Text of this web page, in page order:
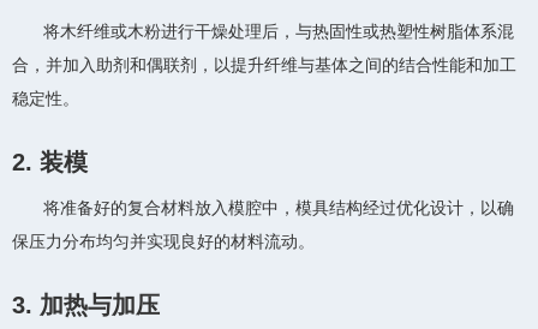
将木纤维或木粉进行干燥处理后，与热固性或热塑性树脂体系混
合，并加入助剂和偶联剂，以提升纤维与基体之间的结合性能和加工
稳定性。
2. 装模
将准备好的复合材料放入模腔中，模具结构经过优化设计，以确
保压力分布均匀并实现良好的材料流动。
3. 加热与加压